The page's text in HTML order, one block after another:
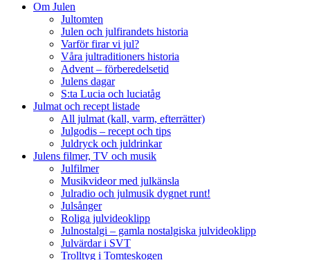
Om Julen
Jultomten
Julen och julfirandets historia
Varför firar vi jul?
Våra jultraditioners historia
Advent – förberedelsetid
Julens dagar
S:ta Lucia och luciatåg
Julmat och recept listade
All julmat (kall, varm, efterrätter)
Julgodis – recept och tips
Juldryck och juldrinkar
Julens filmer, TV och musik
Julfilmer
Musikvideor med julkänsla
Julradio och julmusik dygnet runt!
Julsånger
Roliga julvideoklipp
Julnostalgi – gamla nostalgiska julvideoklipp
Julvärdar i SVT
Trolltyg i Tomteskogen